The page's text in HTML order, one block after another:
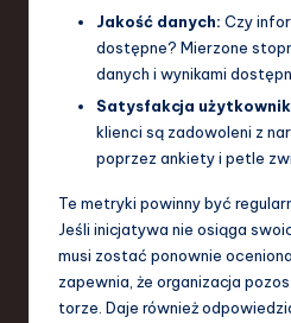
Jakość danych: Czy
dostępne? Mierzone
danych i wynikami
Satysfakcja
klienci są zadowoleni z
poprzez ankiety i petle
Te metryki powinny być
Jeśli inicjatywa nie osiąga
musi zostać ponownie
zapewnia, że organizacja
torze. Daje również